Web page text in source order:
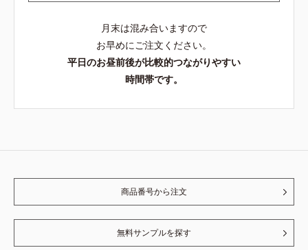
月末は混み合いますので
お早めにご注文ください。
平日のお昼前後が比較的つながりやすい
時間帯です。
商品番号から注文
無料サンプルを探す